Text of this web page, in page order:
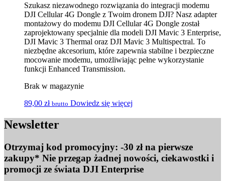
Szukasz niezawodnego rozwiązania do integracji modemu
DJI Cellular 4G Dongle z Twoim dronem DJI? Nasz adapter
montażowy do modemu DJI Cellular 4G Dongle został
zaprojektowany specjalnie dla modeli DJI Mavic 3 Enterprise,
DJI Mavic 3 Thermal oraz DJI Mavic 3 Multispectral. To
niezbędne akcesorium, które zapewnia stabilne i bezpieczne
mocowanie modemu, umożliwiając pełne wykorzystanie
funkcji Enhanced Transmission.
Brak w magazynie
89,00 zł brutto Dowiedz się więcej
Newsletter
Otrzymaj kod promocyjny: -30 zł na pierwsze
zakupy* Nie przegap żadnej nowości, ciekawostki i
promocji ze świata DJI Enterprise